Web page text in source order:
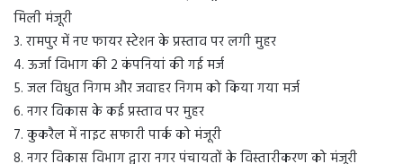
मिली मंजूरी
3. रामपुर में नए फायर स्टेशन के प्रस्ताव पर लगी मुहर
4. ऊर्जा विभाग की 2 कंपनियां की गई मर्ज
5. जल विधुत निगम और जवाहर निगम को किया गया मर्ज
6. नगर विकास के कई प्रस्ताव पर मुहर
7. कुकरैल में नाइट सफारी पार्क को मंजूरी
8. नगर विकास विभाग द्वारा नगर पंचायतों के विस्तारीकरण को मंजूरी